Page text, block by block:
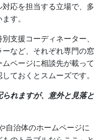
応を担当する立場で、多
す。
支援コーディネーター、
など、それぞれ専門の窓
ページに相談先が載って
ておくとスムーズです。
れますが、意外と見落と
自治体のホームページに